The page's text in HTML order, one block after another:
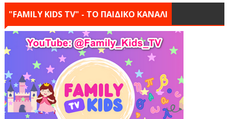
"FAMILY KIDS TV" - ΤΟ ΠΑΙΔΙΚΟ ΚΑΝΑΛΙ